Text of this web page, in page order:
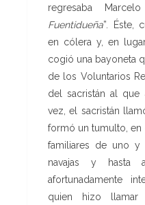
regresaba
Fuentidueña”. Éste,
en cólera y, en
cogió una bayoneta
de los Voluntarios
del sacristán al que
vez, el sacristán
formó un tumulto, en
familiares de uno
navajas y hasta
afortunadamente
quien hizo